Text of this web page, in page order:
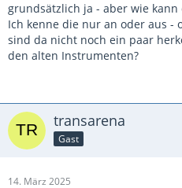
grundsätzlich ja - aber wie kann
Ich kenne die nur an oder aus -
sind da nicht noch ein paar
den alten Instrumenten?
transarena
Gast
14. März 2025